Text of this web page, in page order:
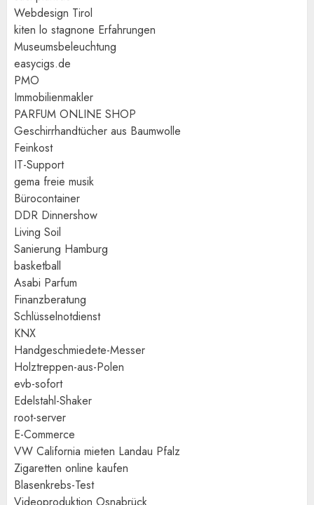
Webdesign Tirol
kiten lo stagnone Erfahrungen
Museumsbeleuchtung
easycigs.de
PMO
Immobilienmakler
PARFUM ONLINE SHOP
Geschirrhandtücher aus Baumwolle
Feinkost
IT-Support
gema freie musik
Bürocontainer
DDR Dinnershow
Living Soil
Sanierung Hamburg
basketball
Asabi Parfum
Finanzberatung
Schlüsselnotdienst
KNX
Handgeschmiedete-Messer
Holztreppen-aus-Polen
evb-sofort
Edelstahl-Shaker
root-server
E-Commerce
VW California mieten Landau Pfalz
Zigaretten online kaufen
Blasenkrebs-Test